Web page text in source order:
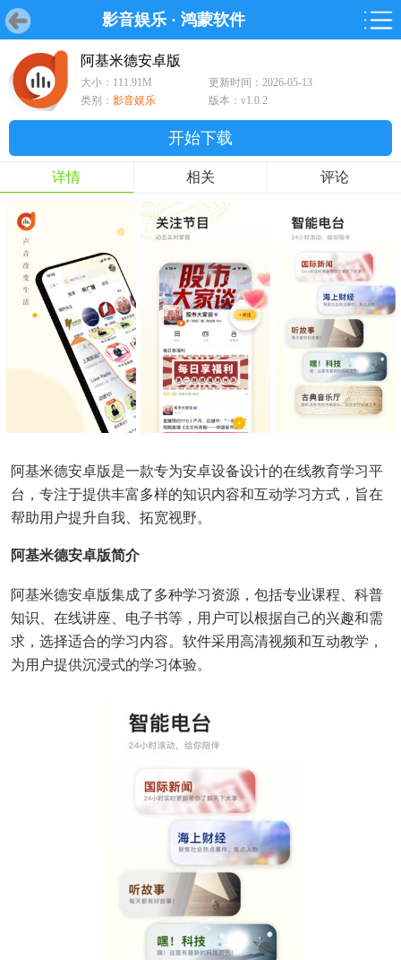
影音娱乐 · 鸿蒙软件
首页 游戏 软件
首页 游戏 软件 鸿蒙
游戏
鸿蒙
软件
专题
阿基米德安卓版
大小：111.91M
更新时间：2026-05-13
类别： 影音娱乐 版本：v1.0.2
开始下载
详情 相关 评论
阿基米德安卓版是一款专为安卓设备设计的在线教育学习平
台，专注于提供丰富多样的知识内容和互动学习方式，旨在
帮助用户提升自我、拓宽视野。
阿基米德安卓版简介
阿基米德安卓版集成了多种学习资源，包括专业课程、科普
知识、在线讲座、电子书等，用户可以根据自己的兴趣和需
求，选择适合的学习内容。软件采用高清视频和互动教学，
为用户提供沉浸式的学习体验。